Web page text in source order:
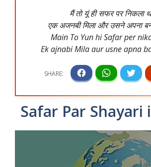
मैं तो यूं ही सफर पर निकला
एक अजनबी मिला और उसने अपना
Main To Yun hi Safar per
Ek ajnabi Mila aur usne apna
Safar Par Shayari